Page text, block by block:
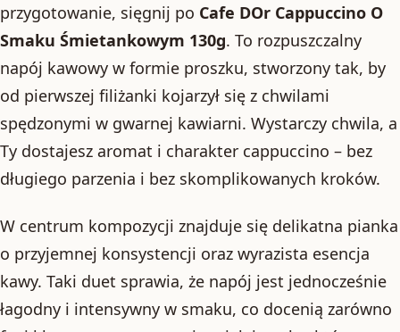
przygotowanie, sięgnij po Cafe DOr Cappuccino O
Smaku Śmietankowym 130g. To rozpuszczalny
napój kawowy w formie proszku, stworzony tak, by
od pierwszej filiżanki kojarzył się z chwilami
spędzonymi w gwarnej kawiarni. Wystarczy chwila, a
Ty dostajesz aromat i charakter cappuccino – bez
długiego parzenia i bez skomplikowanych kroków.
W centrum kompozycji znajduje się delikatna pianka
o przyjemnej konsystencji oraz wyrazista esencja
kawy. Taki duet sprawia, że napój jest jednocześnie
łagodny i intensywny w smaku, co docenią zarówno